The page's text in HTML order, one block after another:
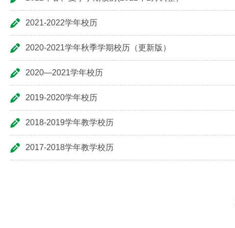
2021-2022学年校历
2020-2021学年秋季学期校历（更新版）
2020—2021学年校历
2019-2020学年校历
2018-2019学年教学校历
2017-2018学年教学校历